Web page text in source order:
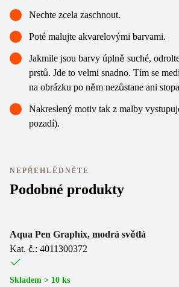
Nechte zcela zaschnout.
Poté malujte akvarelovými barvami.
Jakmile jsou barvy úplně suché,
prstů. Jde to velmi snadno. Tím se
na obrázku po něm nezůstane ani
Nakreslený motiv tak z malby
pozadí).
NEPŘEHLÉDNĚTE
Podobné produkty
Aqua Pen Graphix, modrá světlá
Kat. č.: 4011300372
Skladem > 10 ks